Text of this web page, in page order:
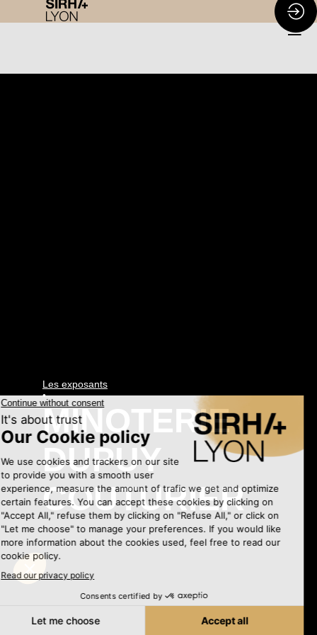
Les exposants
•
MINOTERIE
DUPUY
COUTURIER